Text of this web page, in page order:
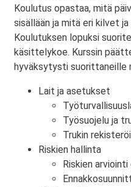
Koulutus opastaa, mitä
sisällään ja mitä eri kilvet
Koulutuksen lopuksi
käsittelykoe. Kurssin
hyväksytysti suorittaneille
Lait ja asetukset
Työsuojelu ja
Trukin
Riskien hallinta
Riskien